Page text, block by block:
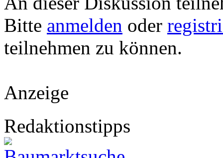
Bitte anmelden oder
teilnehmen zu können.
Anzeige
Redaktionstipps